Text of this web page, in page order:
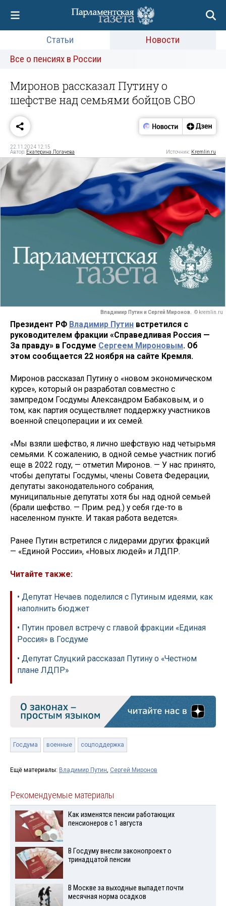
Статьи
Новости
Все о пенсиях в России
Миронов рассказал Путину о
шефстве над семьями бойцов СВО
22.11.2024 12:15
Автор: Екатерина Логачева Источник: Kremlin.ru
Владимир Путин и Сергей Миронов. © kremlin.ru
Президент РФ Владимир Путин встретился с
руководителем фракции «Справедливая Россия —
За правду» в Госдуме Сергеем Мироновым. Об
этом сообщается 22 ноября на сайте Кремля.
Миронов рассказал Путину о «новом экономическом
курсе», который он разработал совместно с
зампредом Госдумы Александром Бабаковым, и о
том, как партия осуществляет поддержку участников
военной спецоперации и их семей.
«Мы взяли шефство, я лично шефствую над четырьмя
семьями. К сожалению, в одной семье участник погиб
еще в 2022 году, — отметил Миронов. — У нас принято,
чтобы депутаты Госдумы, члены Совета Федерации,
депутаты законодательного собрания,
муниципальные депутаты хотя бы над одной семьей
(брали шефство. — Прим. ред.) у себя где-то в
населенном пункте. И такая работа ведется».
Ранее Путин встретился с лидерами других фракций
— «Единой России», «Новых людей» и ЛДПР.
Читайте также:
• Депутат Нечаев поделился с Путиным идеями, как
наполнить бюджет
• Путин провел встречу с главой фракции «Единая
Россия» в Госдуме
• Депутат Слуцкий рассказал Путину о «Честном
плане ЛДПР»
Госдума военные соцподдержка
Ещё материалы: Владимир Путин Сергей Миронов
Рекомендуемые материалы
Как изменятся пенсии работающих
пенсионеров с 1 августа
В Госдуму внесли законопроект о
тринадцатой пенсии
В Москве за выходные выпадет почти
месячная норма осадков